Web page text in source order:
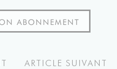
ABONNEMENT
ARTICLE SUIVANT